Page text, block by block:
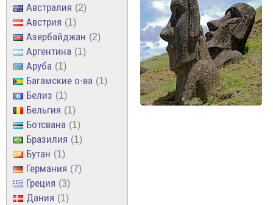
Австралия 2
Австрия 1
Азербайджан 2
Аргентина 1
Аруба 1
Багамские о-ва 1
Белиз 1
Бельгия 1
Ботсвана 1
Бразилия 1
Бутан 1
Германия 7
Греция 3
Дания 1